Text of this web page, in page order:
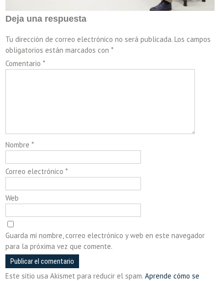
Deja una respuesta
Tu dirección de correo electrónico no será publicada. Los campos
obligatorios están marcados con*
Comentario*
Nombre*
Correo electrónico*
Web
Guarda mi nombre, correo electrónico y web en este navegador
para la próxima vez que comente.
Este sitio usa Akismet para reducir el spam.Aprende cómo se